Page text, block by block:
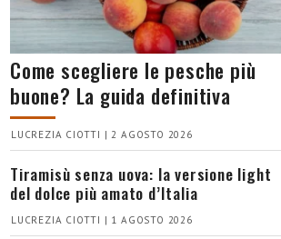
Come scegliere le pesche più
buone? La guida definitiva
LUCREZIA CIOTTI | 2 AGOSTO 2026
Tiramisù senza uova: la versione light
del dolce più amato d’Italia
LUCREZIA CIOTTI | 1 AGOSTO 2026